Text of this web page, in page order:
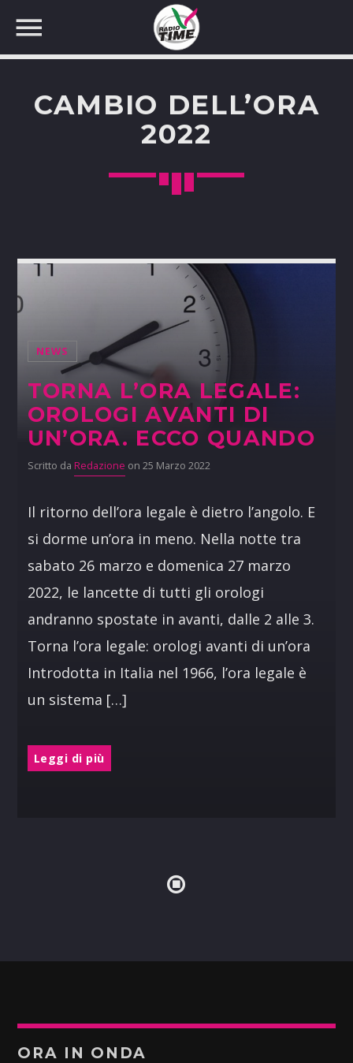
CERCA NEL SITO WEB:
CAMBIO DELL’ORA
2022
NEWS
TORNA L’ORA LEGALE:
OROLOGI AVANTI DI
UN’ORA. ECCO QUANDO
Scritto da Redazione on 25 Marzo 2022
Il ritorno dell’ora legale è dietro l’angolo. E
si dorme un’ora in meno. Nella notte tra
sabato 26 marzo e domenica 27 marzo
2022, le lancette di tutti gli orologi
andranno spostate in avanti, dalle 2 alle 3.
Torna l’ora legale: orologi avanti di un’ora
Introdotta in Italia nel 1966, l’ora legale è
un sistema […]
Leggi di più
ORA IN ONDA